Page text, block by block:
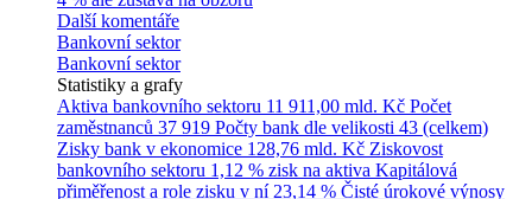
Další komentáře
Bankovní sektor
Bankovní sektor
Statistiky a grafy
Aktiva bankovního sektoru 11 911,00 mld. Kč Počet
zaměstnanců 37 919 Počty bank dle velikosti 43 (celkem)
Zisky bank v ekonomice 128,76 mld. Kč Ziskovost
bankovního sektoru 1,12 % zisk na aktiva Kapitálová
přiměřenost a role zisku v ní 23,14 % Čisté úrokové výnosy